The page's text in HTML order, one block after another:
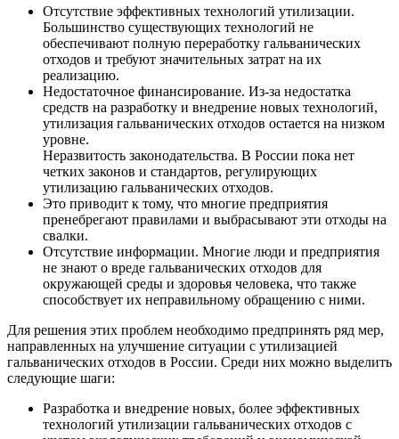
Отсутствие эффективных технологий утилизации.
Большинство существующих технологий не
обеспечивают полную переработку гальванических
отходов и требуют значительных затрат на их
реализацию.
Недостаточное финансирование. Из-за недостатка
средств на разработку и внедрение новых технологий,
утилизация гальванических отходов остается на низком
уровне.
Неразвитость законодательства. В России пока нет
четких законов и стандартов, регулирующих
утилизацию гальванических отходов.
Это приводит к тому, что многие предприятия
пренебрегают правилами и выбрасывают эти отходы на
свалки.
Отсутствие информации. Многие люди и предприятия
не знают о вреде гальванических отходов для
окружающей среды и здоровья человека, что также
способствует их неправильному обращению с ними.
Для решения этих проблем необходимо предпринять ряд мер,
направленных на улучшение ситуации с утилизацией
гальванических отходов в России. Среди них можно выделить
следующие шаги:
Разработка и внедрение новых, более эффективных
технологий утилизации гальванических отходов с